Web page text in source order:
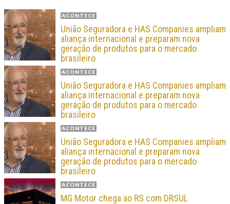
ACONTECE
União Seguradora e HAS Companies ampliam
aliança internacional e preparam nova
geração de produtos para o mercado
brasileiro
ACONTECE
União Seguradora e HAS Companies ampliam
aliança internacional e preparam nova
geração de produtos para o mercado
brasileiro
ACONTECE
União Seguradora e HAS Companies ampliam
aliança internacional e preparam nova
geração de produtos para o mercado
brasileiro
ACONTECE
MG Motor chega ao RS com DRSUL